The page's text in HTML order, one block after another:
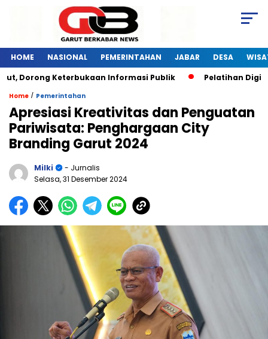
HOME NASIONAL PEMERINTAHAN JABAR DESA
Digital Marketing di Garut Dapat Sambutan Hangat dari
Home / Pemerintahan
Apresiasi Kreativitas dan Penguatan
Pariwisata: Penghargaan City
Branding Garut 2024
Milki
- Jurnalis
Selasa, 31 Desember 2024